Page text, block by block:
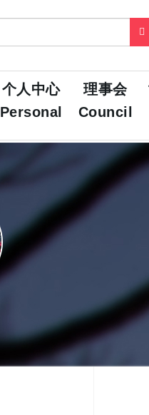
个人中心
Personal
理事会
Council